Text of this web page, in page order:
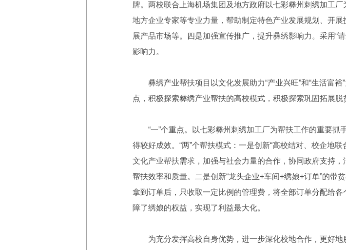
牌。两校联合上海机场集团及地方政府以七彩彝州刺绣加工
地方企业专家等专业力量，帮助制定特色产业发展规划、开
展产品市场等。四是加强宣传推广，提升彝绣影响力。采用“
影响力。
彝绣产业帮扶项目以文化发展助力“产业兴旺”和“生活富裕”
点，积极探索彝绣产业帮扶的高校模式，积极探索巩固拓展脱
“一”个重点。以七彩彝州刺绣加工厂为帮扶工作的重要抓
得较好成效。“两”个帮扶模式：一是创新“高校结对、校企地
文化产业帮扶需求，加强与社会力量的合作，协同政府支持
帮扶效率和质量。二是创新“龙头企业+车间+绣娘+订单”的带
拿到订单后，只收取一定比例的管理费，将全部订单分配给
障了绣娘的权益，实现了利益最大化。
为充分发挥高校自身优势，进一步深化校地合作，更好地